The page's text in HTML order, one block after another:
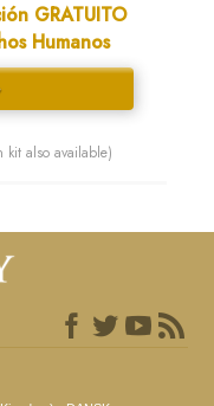
GRATUITO
Humanos
kit also available)